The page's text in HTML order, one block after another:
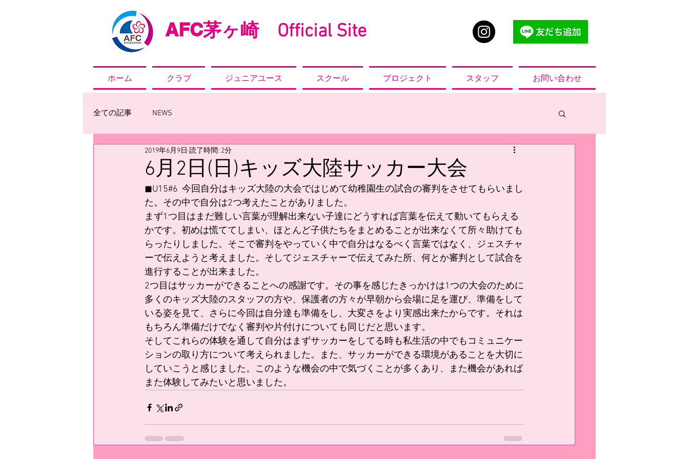
AFC茅ヶ崎 Official Site
ホーム クラブ ジュニアユース スクール プロジェクト スタッフ お問い合わせ
全ての記事 NEWS
6月2日(日)キッズ大陸サッカー大会
2019年6月9日 読了時間: 2分
◼U15#6  今回自分はキッズ大陸の大会ではじめて幼稚園生の試合の審判をさせてもらいまし
た。その中で自分は2つ考えたことがありました。
まず1つ目はまだ難しい言葉が理解出来ない子達にどうすれば言葉を伝えて動いてもらえる
かです。初めは慌ててしまい、ほとんど子供たちをまとめることが出来なくて所々助けても
らったりしました。そこで審判をやっていく中で自分はなるべく言葉ではなく、ジェスチャ
ーで伝えようと考えました。そしてジェスチャーで伝えてみた所、何とか審判として試合を
進行することが出来ました。
2つ目はサッカーができることへの感謝です。その事を感じたきっかけは1つの大会のために
多くのキッズ大陸のスタッフの方や、保護者の方々が早朝から会場に足を運び、準備をして
いる姿を見て、さらに今回は自分達も準備をし、大変さをより実感出来たからです。それは
もちろん準備だけでなく審判や片付けについても同じだと思います。
そしてこれらの体験を通して自分はまずサッカーをしてる時も私生活の中でもコミュニケー
ションの取り方について考えられました。また、サッカーができる環境があることを大切に
していこうと感じました。このような機会の中で気づくことが多くあり、また機会があれば
また体験してみたいと思いました。